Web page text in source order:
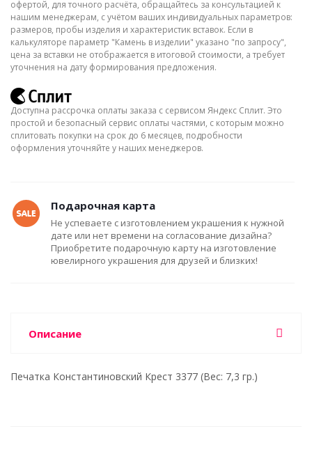
офертой, для точного расчёта, обращайтесь за консультацией к
нашим менеджерам, с учётом ваших индивидуальных параметров:
размеров, пробы изделия и характеристик вставок. Если в
калькуляторе параметр "Камень в изделии" указано "по запросу",
цена за вставки не отображается в итоговой стоимости, а требует
уточнения на дату формирования предложения.
Доступна рассрочка оплаты заказа с сервисом Яндекс Сплит. Это
простой и безопасный сервис оплаты частями, с которым можно
сплитовать покупки на срок до 6 месяцев, подробности
оформления уточняйте у наших менеджеров.
Подарочная карта
Не успеваете с изготовлением украшения к нужной
дате или нет времени на согласование дизайна?
Приобретите подарочную карту на изготовление
ювелирного украшения для друзей и близких!
Описание
Печатка Константиновский Крест 3377 (Вес: 7,3 гр.)